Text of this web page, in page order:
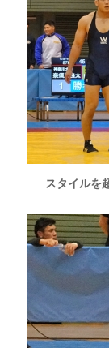
スタイルを